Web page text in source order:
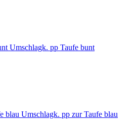
Umschlagk. pp Taufe bunt
Umschlagk. pp zur Taufe blau